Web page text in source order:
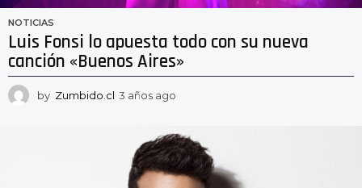
NOTICIAS
Luis Fonsi lo apuesta todo con su nueva
canción «Buenos Aires»
by Zumbido.cl 3 años ago
o
s
a